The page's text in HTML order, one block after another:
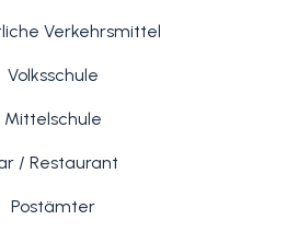
Verkehrsmittel
Volksschule
Mittelschule
/ Restaurant
Postämter